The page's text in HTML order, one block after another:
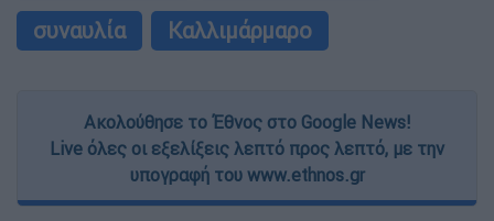
συναυλία
Καλλιμάρμαρο
Ακολούθησε το Έθνος στο Google News!
Live όλες οι εξελίξεις λεπτό προς λεπτό, με την
υπογραφή του www.ethnos.gr